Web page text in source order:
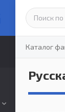
Каталог